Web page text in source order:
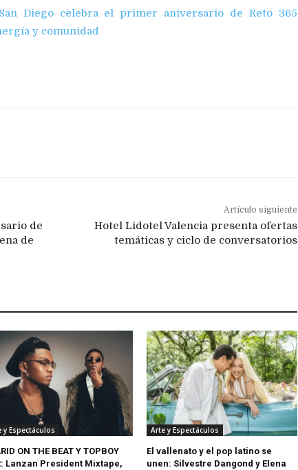
San Diego celebra el primer aniversario de Reto 365
y comunidad
de
de
Artículo siguiente
Hotel Lidotel Valencia presenta ofertas
temáticas y ciclo de conversatorios
y Espectáculos
ON THE BEAT Y TOPBOY
Lanzan President Mixtape,
Arte y Espectáculos
El vallenato y el pop latino se
unen: Silvestre Dangond y Elena